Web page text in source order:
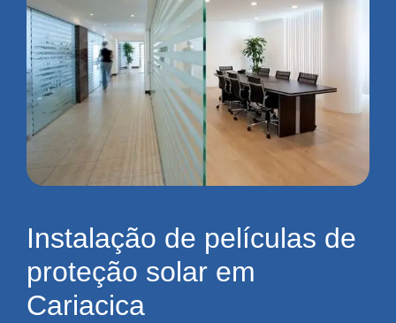
Instalação de películas de
proteção solar em
Cariacica